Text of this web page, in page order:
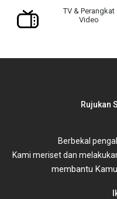
TV & Perangkat
Video
Rujukan
Berbekal
Kami meriset dan
membantu